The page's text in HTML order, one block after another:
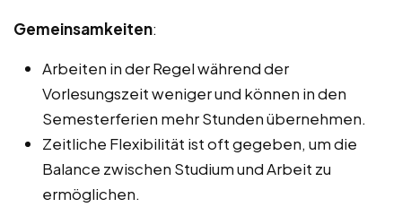
Gemeinsamkeiten:
Arbeiten in der Regel während der
Vorlesungszeit weniger und können in den
Semesterferien mehr Stunden übernehmen.
Zeitliche Flexibilität ist oft gegeben, um die
Balance zwischen Studium und Arbeit zu
ermöglichen.